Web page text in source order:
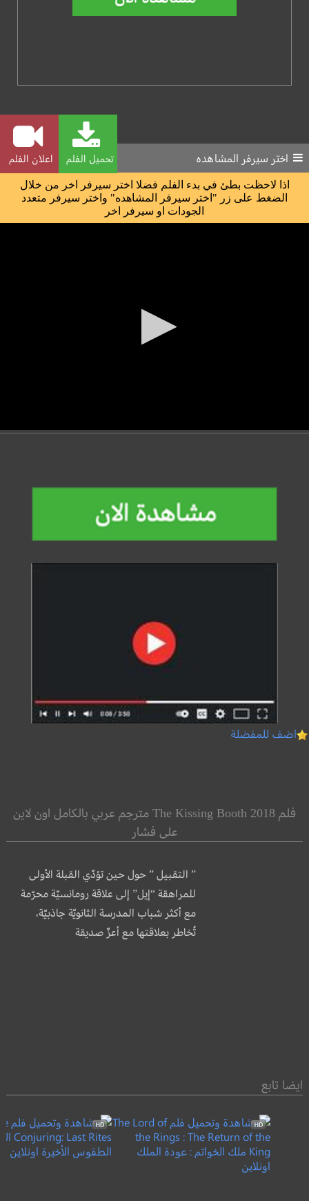
تحميل الفلم اعلان الفلم اختر سيرفر المشاهده
اذا لاحظت بطئ في بدء الفلم فضلا اختر سيرفر اخر من خلال
الضغط على زر "اختر سيرفر المشاهده" واختر سيرفر متعدد
الجودات او سيرفر اخر
اضف للمفضلة
فلم The Kissing Booth 2018 مترجم عربي بالكامل اون لاين
على فشار
” التقبيل ” حول حين تؤدّي القبلة الأولى
للمراهقة “إيل” إلى علاقة رومانسيّة محرّمة
مع أكثر شباب المدرسة الثانويّة جاذبيّة،
تُخاطر بعلاقتها مع أعزّ صديقة
ايضا تابع